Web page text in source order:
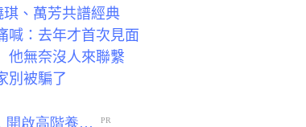
、萬芳共譜經典
喊：去年才首次見面
他無奈沒人來聯繫
別被騙了